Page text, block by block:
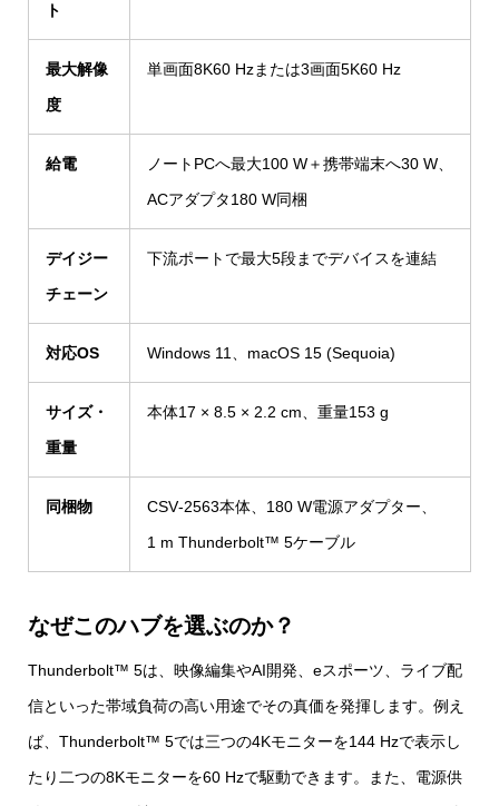
ト
最大解像
度
単画面8K60 Hzまたは3画面5K60 Hz
給電
ノートPCへ最大100 W＋携帯端末へ30 W、
ACアダプタ180 W同梱
デイジー
チェーン
下流ポートで最大5段までデバイスを連結
対応OS Windows 11、macOS 15 (Sequoia)
サイズ・
重量
本体17 × 8.5 × 2.2 cm、重量153 g
同梱物
CSV‑2563本体、180 W電源アダプター、
1 m Thunderbolt™ 5ケーブル
なぜこのハブを選ぶのか？
Thunderbolt™ 5は、映像編集やAI開発、eスポーツ、ライブ配
信といった帯域負荷の高い用途でその真価を発揮します。例え
ば、Thunderbolt™ 5では三つの4Kモニターを144 Hzで表示し
たり二つの8Kモニターを60 Hzで駆動できます。また、電源供